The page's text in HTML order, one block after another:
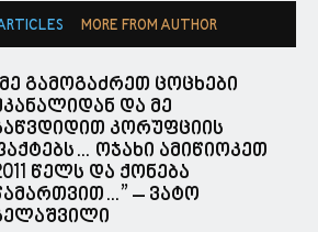
MORE FROM AUTHOR
გამოგაძრეთ ცოცხები
და მე
კორუფციის
ოჯახი ამიწიოკეთ
წელს და ქონება
– ვატო